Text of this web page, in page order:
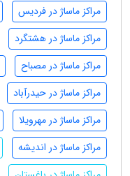
مراکز ماساژ در فردیس
مراکز ماساژ در هشتگرد
مراکز ماساژ در مصباح
مراکز ماساژ در حیدرآباد
مراکز ماساژ در مهرویلا
مراکز ماساژ در اندیشه